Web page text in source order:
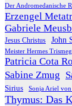
Der Andromedanische
Erzengel
Gabriele
Jesus Christus John
Meister Hermes
Patricia Cota
Sabine Zmug
Sirius Sonja Ariel von
Thymus: Das